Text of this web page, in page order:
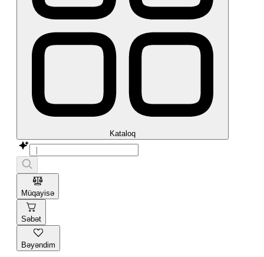
Kataloq
Müqayisə
Səbət
Bəyəndim